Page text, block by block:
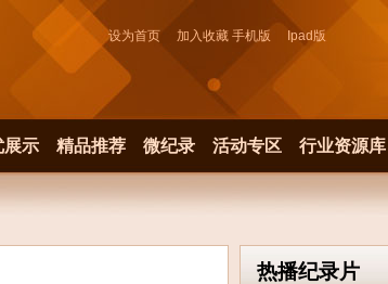
设为首页 加入收藏 手机版 Ipad 版
展示 精品推荐 微纪录 活动专区 行业资源库
热播纪录片